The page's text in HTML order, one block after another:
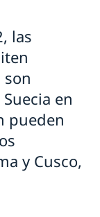
con padre
las
en
pueden
y Cusco,